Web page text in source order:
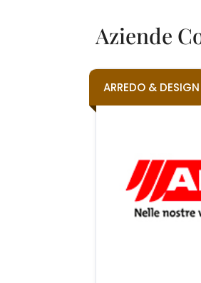
Aziende
ARREDO & DESIGN